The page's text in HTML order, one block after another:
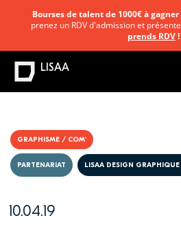
GRAPHISME / COM'
10.04.19
PARTENARIAT LISAA DESIGN
Bourses de talent de 1000€ à gagner
prenez un RDV d'admission et
prends RDV!
LISAA